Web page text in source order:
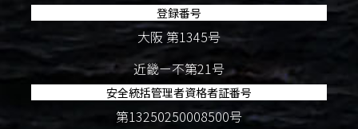
登録番号
大阪 第1345号
近畿ー不第21号
安全統括管理者資格者証番号
第13250250008500号